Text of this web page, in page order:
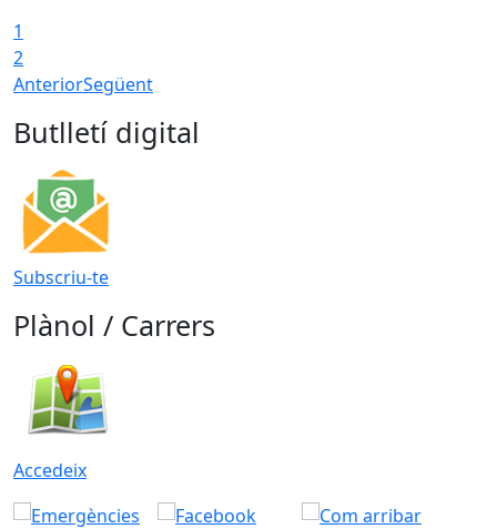
1
2
AnteriorSegüent
Butlletí digital
Subscriu-te
Plànol / Carrers
Accedeix